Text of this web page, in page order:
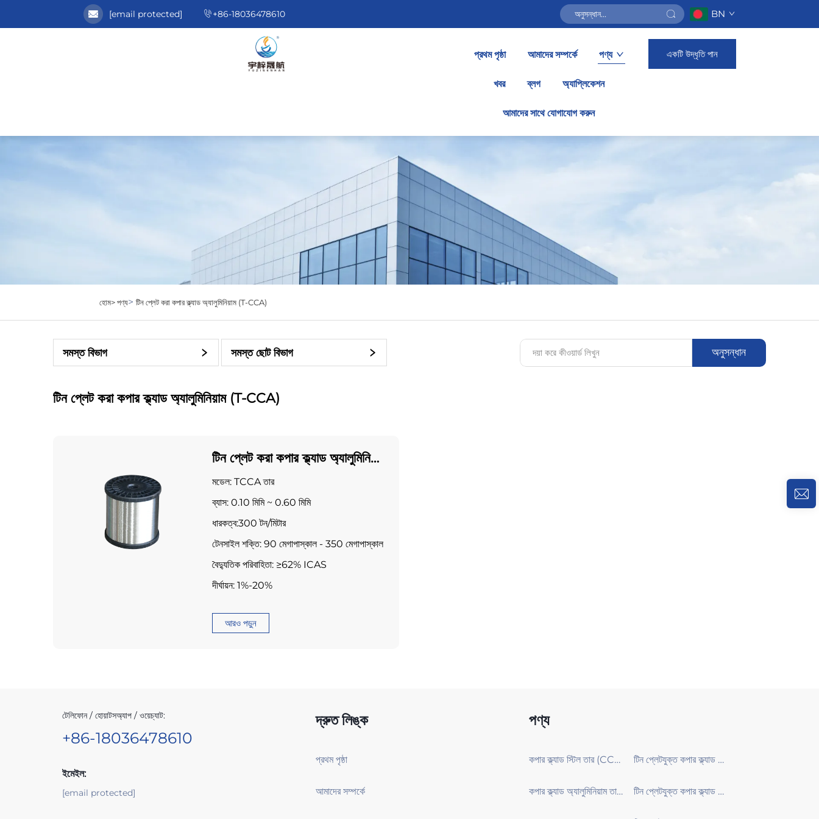
[email protected] +86-18036478610 BN
প্রথম পৃষ্ঠা আমাদের সম্পর্কে পণ্য
খবর ব্লগ অ্যাপ্লিকেশন
আমাদের সাথে যোগাযোগ করুন
একটি উদ্ধৃতি পান
হোম>পণ্য> টিন প্লেট করা কপার ক্ল্যাড অ্যালুমিনিয়াম (T-CCA)
সমস্ত বিভাগ সমস্ত ছোট বিভাগ অনুসন্ধান
টিন প্লেট করা কপার ক্ল্যাড অ্যালুমিনিয়াম (T-CCA)
টিন প্লেট করা কপার ক্ল্যাড অ্যালুমিনিয়াম
(T-CCA)
মডেল: TCCA তার
ব্যাস: 0.10 মিমি ~ 0.60 মিমি
ধারকত্ব:300 টন/মিটার
টেনসাইল শক্তি: 90 মেগাপাস্কাল - 350 মেগাপাস্কাল
বৈদ্যুতিক পরিবাহিতা: ≥62% ICAS
দীর্ঘায়ন: 1%-20%
আরও পড়ুন
টেলিফোন / হোয়াটসঅ্যাপ / ওয়েচ্যাট:
+86-18036478610
ইমেইল:
[email protected]
দ্রুত লিঙ্ক
প্রথম পৃষ্ঠা
আমাদের সম্পর্কে
পণ্য
কপার ক্ল্যাড স্টিল তার (CCS তার) টিন প্লেটযুক্ত কপার ক্ল্যাড স্টিল তার (T-CCS তার)
কপার ক্ল্যাড অ্যালুমিনিয়াম তার (CCA তার) টিন প্লেটযুক্ত কপার ক্ল্যাড অ্যালুমিনিয়াম (T-CCA)